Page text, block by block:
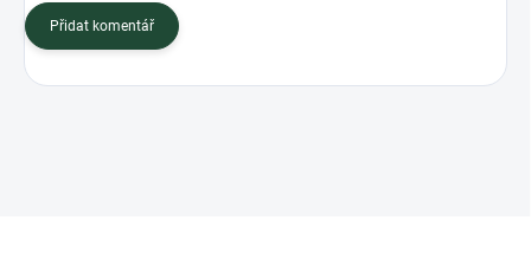
Přidat komentář